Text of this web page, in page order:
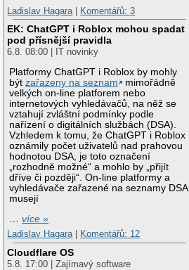
Ladislav Hagara
Komentářů: 3
EK: ChatGPT i Roblox mohou spadat
pod přísnější pravidla
6.8. 08:00 | IT novinky
Platformy ChatGPT i Roblox by mohly
býtzařazeny na seznam
mimořádně
velkých on-line platforem nebo
internetových vyhledávačů, na něž se
vztahují zvláštní podmínky podle
nařízení o digitálních službách (DSA).
Vzhledem k tomu, že ChatGPT i Roblox
oznámily počet uživatelů nad prahovou
hodnotou DSA, je toto označení
„rozhodně možné“ a mohlo by „přijít
dříve či později“. On-line platformy a
vyhledávače zařazené na seznamy DSA
musejí
…více »
Ladislav Hagara| Komentářů: 12
Cloudflare OS
5.8. 17:00 | Zajímavý software